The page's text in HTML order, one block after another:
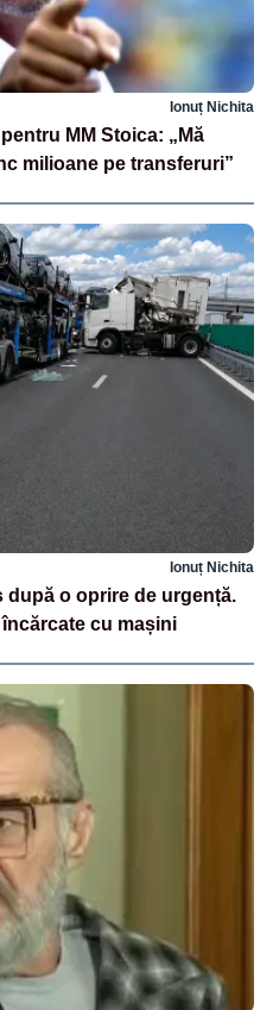
Ionuț Nichita
MM Stoica: „Mă
milioane pe transferuri”
Ionuț Nichita
o oprire de urgență.
cu mașini